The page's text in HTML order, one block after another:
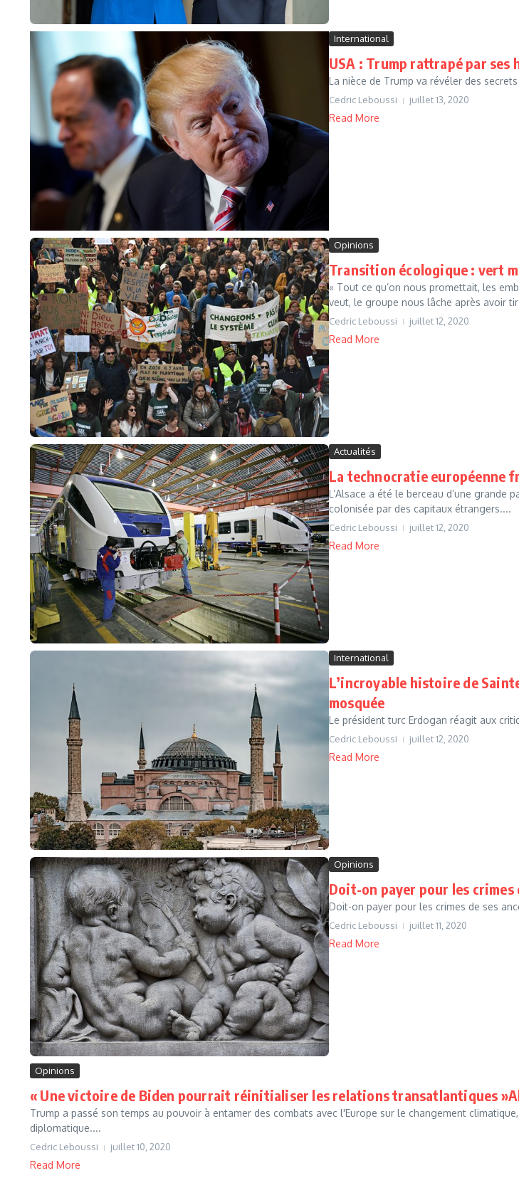
International
USA : Trump rattrapé par
La nièce de Trump va révéler des
Cedric Leboussi juillet 13, 2020
Read More
Opinions
Transition écologique : vert
« Tout ce qu’on nous promettait, les
veut, le groupe nous lâche après avoir
Cedric Leboussi juillet 12, 2020
Read More
Actualités
La technocratie européenne
L’Alsace a été le berceau d’une grande
colonisée par des capitaux étrangers....
Cedric Leboussi juillet 12, 2020
Read More
International
L’incroyable histoire de
mosquée
Le président turc Erdogan réagit aux
Cedric Leboussi juillet 12, 2020
Read More
Opinions
Doit-on payer pour les crimes
Doit-on payer pour les crimes de ses
Cedric Leboussi juillet 11, 2020
Read More
Opinions
« Une victoire de Biden pourrait réinitialiser les relations transatlantiques
Trump a passé son temps au pouvoir à entamer des combats avec l'Europe sur le changement
diplomatique....
Cedric Leboussi juillet 10, 2020
Read More